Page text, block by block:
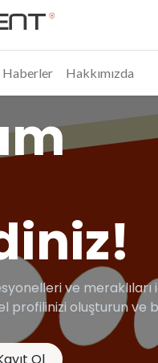
Haberler Hakkımızda
ve meraklıları
profilinizi oluşturun ve
Ol